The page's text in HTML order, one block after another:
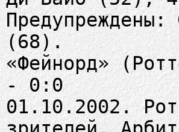
(68).
«Фейнорд»
- 0:0
01.10.2002.